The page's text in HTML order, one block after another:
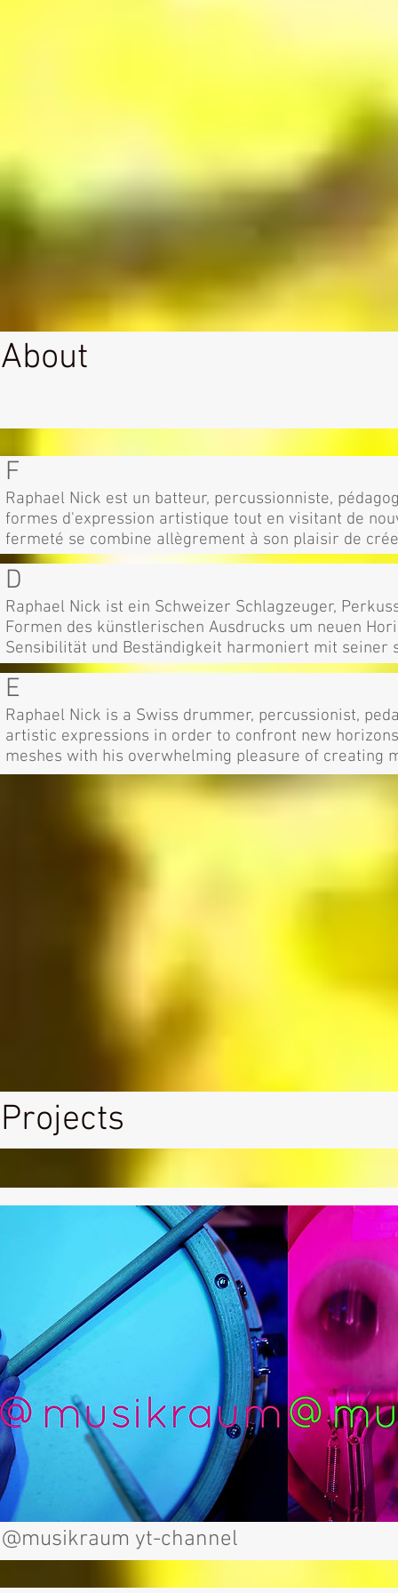
About
F
Raphael Nick est un batteur, percussionniste,
formes d'expression artistique tout en visitant de
fermeté se combine allègrement à son plaisir de
D
Raphael Nick ist ein Schweizer Schlagzeuger,
Formen des künstlerischen Ausdrucks um neuen
Sensibilität und Beständigkeit harmoniert mit seiner
E
Raphael Nick is a Swiss drummer, percussionist,
artistic expressions in order to confront new
meshes with his overwhelming pleasure of creating
Projects
@musikraum yt-channel